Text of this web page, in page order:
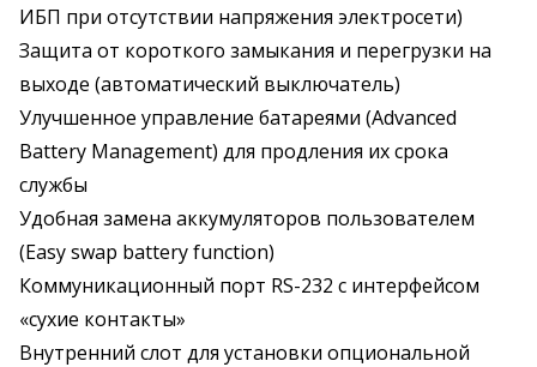
ИБП при отсутствии напряжения электросети)
Защита от короткого замыкания и перегрузки на
выходе (автоматический выключатель)
Улучшенное управление батареями (Advanced
Battery Management) для продления их срока
службы
Удобная замена аккумуляторов пользователем
(Easy swap battery function)
Коммуникационный порт RS-232 с интерфейсом
«сухие контакты»
Внутренний слот для установки опциональной